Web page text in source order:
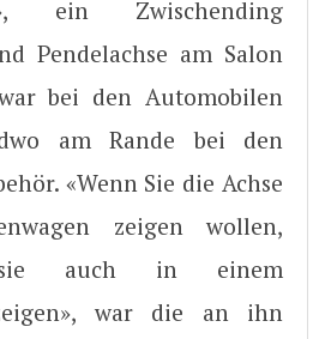
ein Zwischending
Pendelachse am Salon
bei den Automobilen
am Rande bei den
«Wenn Sie die Achse
zeigen wollen,
auch in einem
war die an ihn